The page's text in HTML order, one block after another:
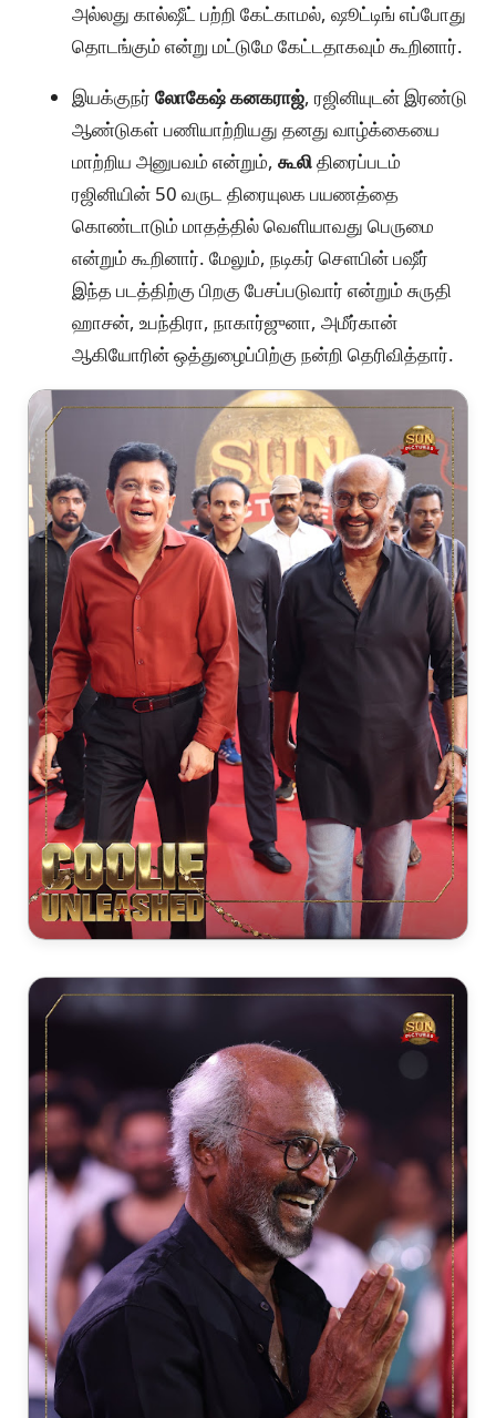
அல்லது கால்ஷீட் பற்றி கேட்காமல், ஷூட்டிங் எப்போது
தொடங்கும் என்று மட்டுமே கேட்டதாகவும் கூறினார்.
இயக்குநர் லோகேஷ் கனகராஜ், ரஜினியுடன் இரண்டு
ஆண்டுகள் பணியாற்றியது தனது வாழ்க்கையை
மாற்றிய அனுபவம் என்றும், கூலிதிரைப்படம்
ரஜினியின் 50 வருட திரையுலக பயணத்தை
கொண்டாடும் மாதத்தில் வெளியாவது பெருமை
என்றும் கூறினார். மேலும், நடிகர் சௌபின் பஷீர்
இந்த படத்திற்கு பிறகு பேசப்படுவார் என்றும் சுருதி
ஹாசன், உபந்திரா, நாகார்ஜுனா, அமீர்கான்
ஆகியோரின் ஒத்துழைப்பிற்கு நன்றி தெரிவித்தார்.